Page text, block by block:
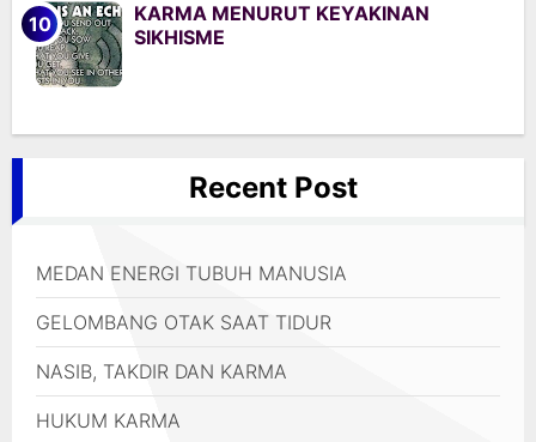
KARMA MENURUT KEYAKINAN
SIKHISME
Recent Post
MEDAN ENERGI TUBUH MANUSIA
GELOMBANG OTAK SAAT TIDUR
NASIB, TAKDIR DAN KARMA
HUKUM KARMA